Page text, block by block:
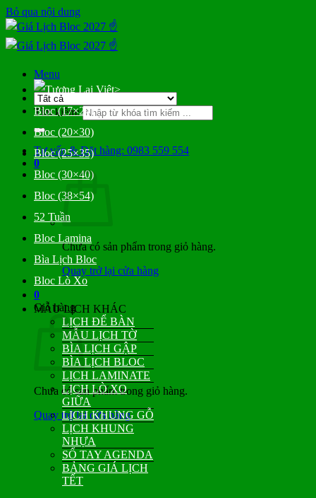
Bỏ qua nội dung
Menu
Tìm kiếm:
Tư vấn & Đặt hàng: 0983 559 554
0
Chưa có sản phẩm trong giỏ hàng.
Quay trở lại cửa hàng
0
Giỏ hàng
Chưa có sản phẩm trong giỏ hàng.
Quay trở lại cửa hàng
>
Bloc (17×24)
Bloc (20×30)
Bloc (25×35)
Bloc (30×40)
Bloc (38×54)
52 Tuần
Bloc Lamina
Bìa Lịch Bloc
Bloc Lò Xo
MẪU LỊCH KHÁC
LỊCH ĐỂ BÀN
MẪU LỊCH TỜ
BÌA LỊCH GẬP
BÌA LỊCH BLOC
LỊCH LAMINATE
LỊCH LÒ XO
GIỮA
LỊCH KHUNG GỖ
LỊCH KHUNG
NHỰA
SỔ TAY AGENDA
BẢNG GIÁ LỊCH
TẾT